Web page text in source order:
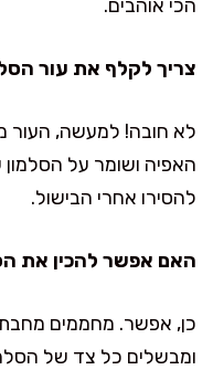
הכי אוהבים.
צריך לקלף את עור
לא חובה! למעשה, העור
האפיה ושומר על הסלמון
להסירו אחרי הבישול.
האם אפשר להכין את
ומבשלים כל צד של